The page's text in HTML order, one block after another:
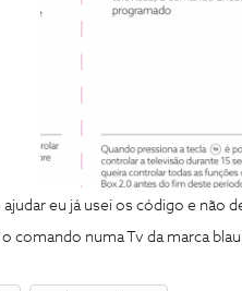
eu já usei os código e não
comando numa Tv da marca